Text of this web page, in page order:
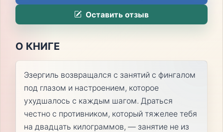
Оставить отзыв
О КНИГЕ
Эзергиль возвращался с занятий с фингалом
под глазом и настроением, которое
ухудшалось с каждым шагом. Драться
честно с противником, который тяжелее тебя
на двадцать килограммов, — занятие не из